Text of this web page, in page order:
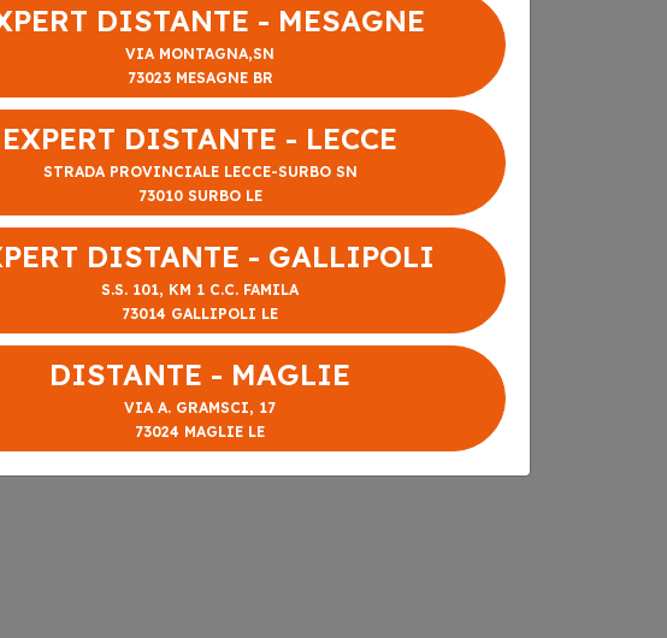
DISTANTE - MESAGNE
VIA MONTAGNA,SN
73023 MESAGNE BR
EXPERT DISTANTE - LECCE
STRADA PROVINCIALE LECCE-SURBO SN
73010 SURBO LE
DISTANTE - GALLIPOLI
S.S. 101, KM 1 C.C. FAMILA
73014 GALLIPOLI LE
DISTANTE - MAGLIE
VIA A. GRAMSCI, 17
73024 MAGLIE LE